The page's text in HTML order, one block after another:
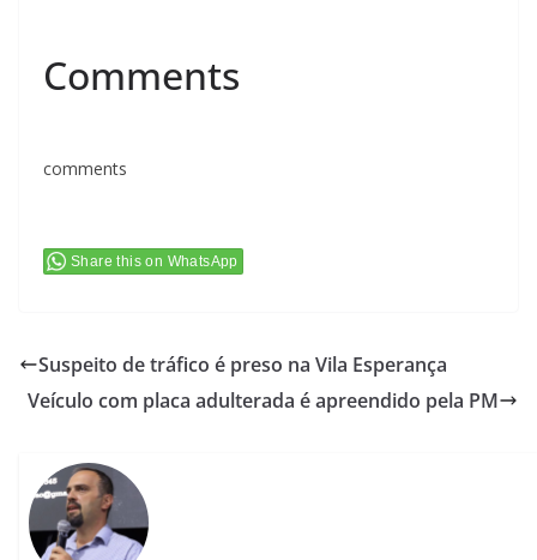
Comments
comments
Share this on WhatsApp
Suspeito de tráfico é preso na Vila Esperança
Veículo com placa adulterada é apreendido pela PM